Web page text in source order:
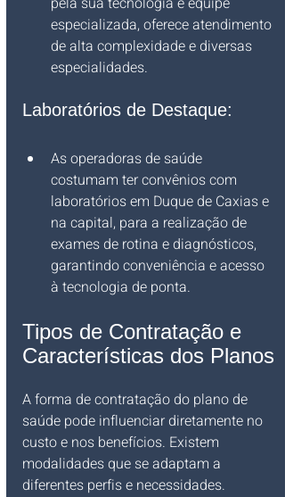
especializada, oferece atendimento
de alta complexidade e diversas
especialidades.
Laboratórios de Destaque:
As operadoras de saúde
costumam ter convênios com
laboratórios em Duque de Caxias e
na capital, para a realização de
exames de rotina e diagnósticos,
garantindo conveniência e acesso
à tecnologia de ponta.
Tipos de Contratação e
Características dos Planos
A forma de contratação do plano de
saúde pode influenciar diretamente no
custo e nos benefícios. Existem
modalidades que se adaptam a
diferentes perfis e necessidades.